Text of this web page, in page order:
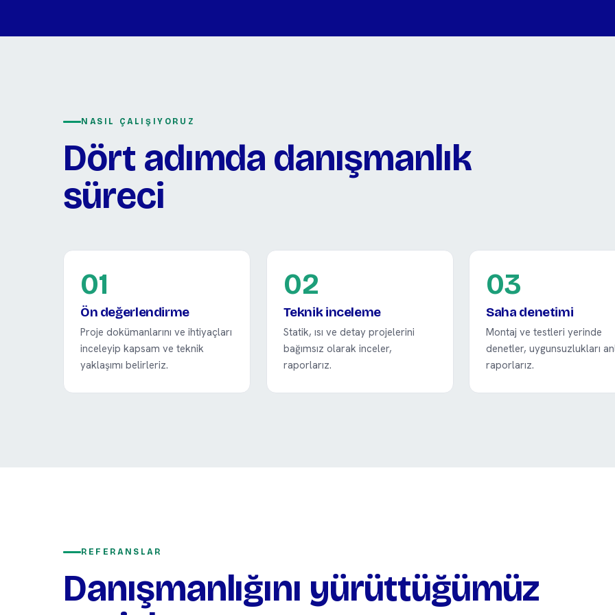
NASIL ÇALIŞIYORUZ
Dört adımda danışmanlık
süreci
01
Ön değerlendirme
Proje dokümanlarını ve ihtiyaçları
inceleyip kapsam ve teknik
yaklaşımı belirleriz.
02
Teknik inceleme
Statik, ısı ve detay projelerini
bağımsız olarak inceler,
raporlarız.
03
Saha denetimi
Montaj ve testleri yerinde
denetler, uygunsuzlukları
raporlarız.
REFERANSLAR
Danışmanlığını yürüttüğümüz